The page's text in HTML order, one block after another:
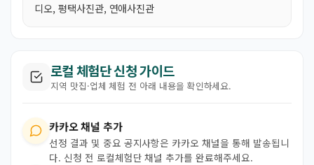
디오, 평택사진관, 연애사진관
로컬 체험단 신청 가이드
지역 맛집·업체 체험 전 아래 내용을 확인하세요.
카카오 채널 추가
선정 결과 및 중요 공지사항은 카카오 채널을 통해 발송됩니
다. 신청 전 로컬체험단 채널 추가를 완료해주세요.